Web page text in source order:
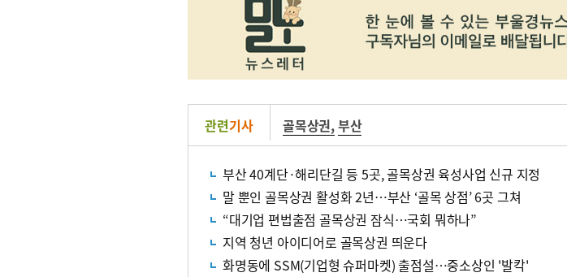
관련기사 골목상권,부산
부산 40계단·해리단길 등 5곳, 골목상권 육성사업 신규 지정
말 뿐인 골목상권 활성화 2년…부산 ‘골목 상점’ 6곳 그쳐
“대기업 편법출점 골목상권 잠식…국회 뭐하나”
지역 청년 아이디어로 골목상권 띄운다
화명동에 SSM(기업형 슈퍼마켓) 출점설…중소상인 '발칵'